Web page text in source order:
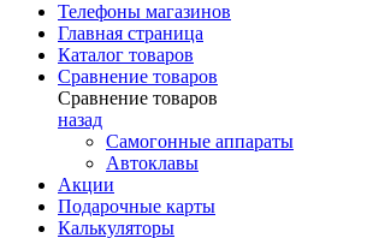
Телефоны магазинов
Главная страница
Каталог товаров
Сравнение товаров
Сравнение товаров
назад
Самогонные аппараты
Автоклавы
Акции
Подарочные карты
Калькуляторы